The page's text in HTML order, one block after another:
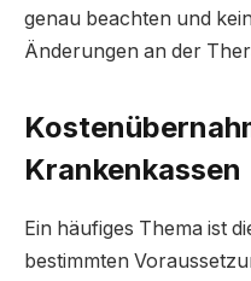
genau beachten und
Änderungen an der
Krankenkassen
Ein häufiges Thema ist
bestimmten